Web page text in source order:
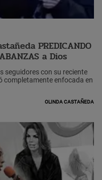
PREDICANDO
a Dios
seguidores con su reciente
completamente enfocada en
Olinda Castañeda